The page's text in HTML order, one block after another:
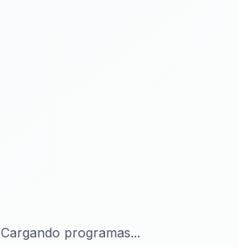
Cargando programas...